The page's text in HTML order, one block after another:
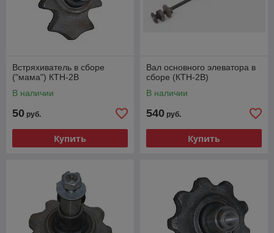
Встряхиватель в сборе
("мама") КТН-2В
В наличии
50 руб.
Купить
Вал основного элеватора в
сборе (КТН-2В)
В наличии
540 руб.
Купить